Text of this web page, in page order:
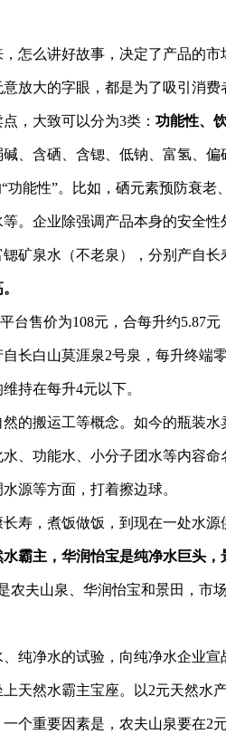
怎么讲好故事，决定了产品的
放大的字眼，都是为了吸引消费
，大致可以分为3类： 功能性、
、含硒、含锶、低钠、富氢、偏
能性”。比如，硒元素预防衰
。企业除强调产品本身的安全
矿泉水（不老泉），分别产自长
售价为108元，合每升约5.87元
长白山莫涯泉2号泉，每升终端零
持在每升4元以下。
的搬运工等概念。如今的瓶装
、功能水、小分子团水等内容命
源等方面，打着擦边球。
寿，煮饭做饭，到现在一处水
霸主，华润怡宝是纯净水巨头，
夫山泉、华润怡宝和景田，市场
纯净水的试验，向纯净水企业
天然水霸主宝座。以2元天然水
个重要因素是，农夫山泉要在2